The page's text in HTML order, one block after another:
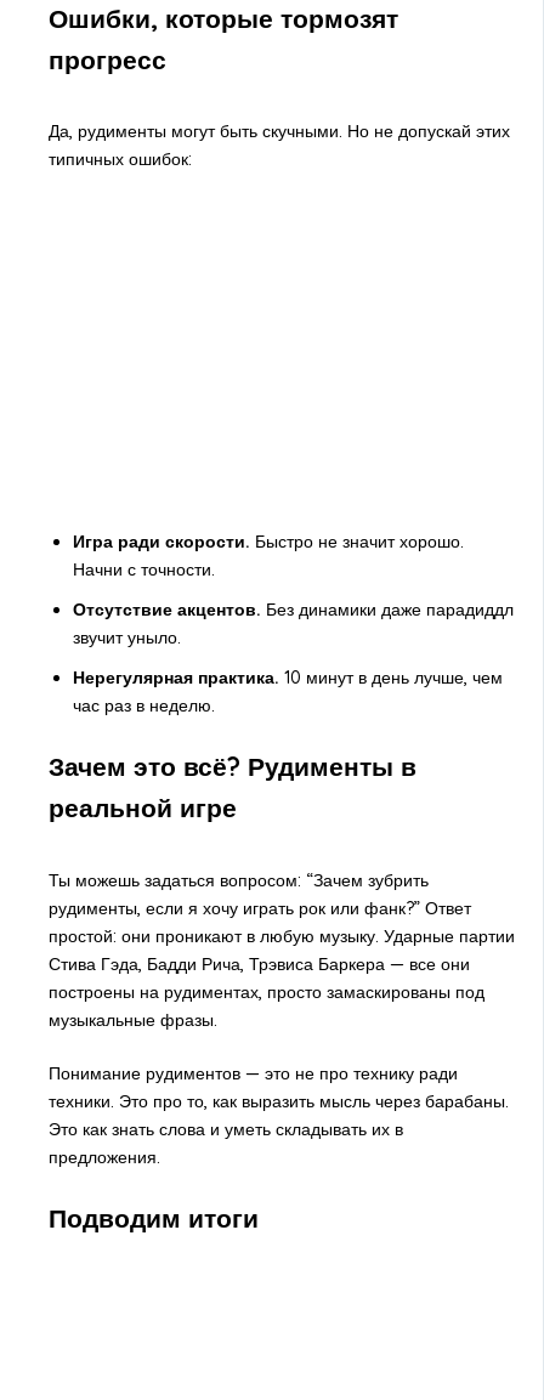
Ошибки, которые тормозят
прогресс
Да, рудименты могут быть скучными. Но не допускай этих
типичных ошибок:
Игра ради скорости. Быстро не значит хорошо.
Начни с точности.
Отсутствие акцентов. Без динамики даже парадиддл
звучит уныло.
Нерегулярная практика. 10 минут в день лучше, чем
час раз в неделю.
Зачем это всё? Рудименты в
реальной игре
Ты можешь задаться вопросом: “Зачем зубрить
рудименты, если я хочу играть рок или фанк?” Ответ
простой: они проникают в любую музыку. Ударные партии
Стива Гэда, Бадди Рича, Трэвиса Баркера — все они
построены на рудиментах, просто замаскированы под
музыкальные фразы.
Понимание рудиментов — это не про технику ради
техники. Это про то, как выразить мысль через барабаны.
Это как знать слова и уметь складывать их в
предложения.
Подводим итоги